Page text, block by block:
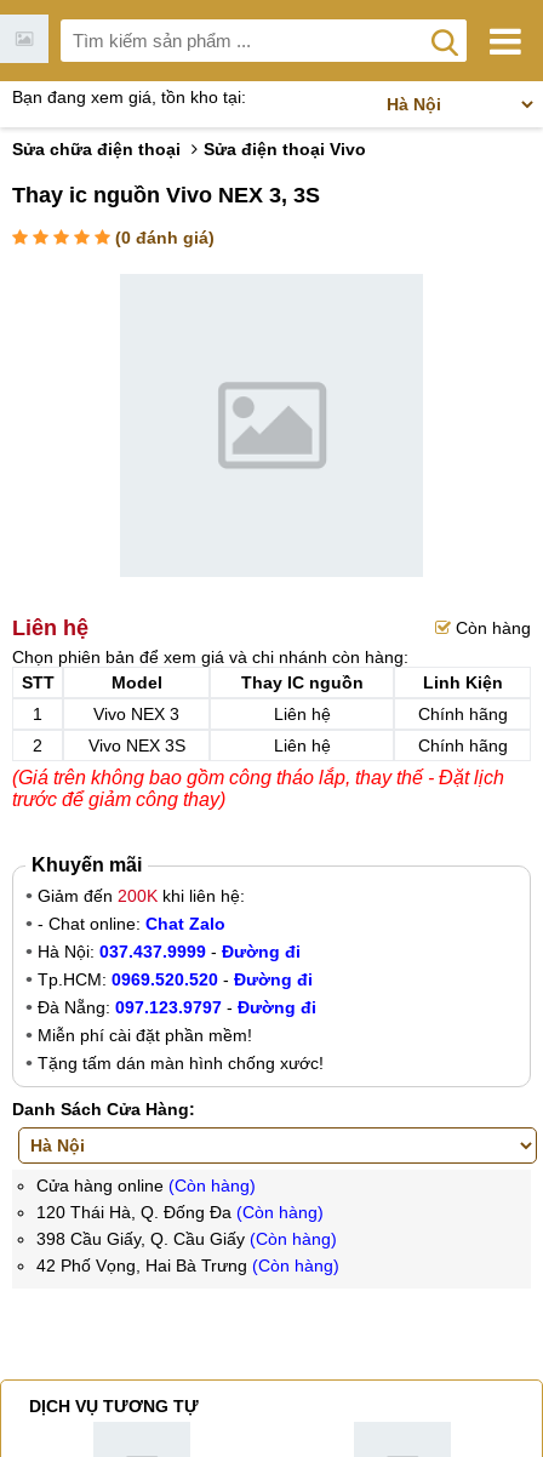
Bạn đang xem giá, tồn kho tại:
Sửa chữa điện thoại Sửa điện thoại Vivo
Thay ic nguồn Vivo NEX 3, 3S
(0 đánh giá)
Liên hệ
Còn hàng
Chọn phiên bản để xem giá và chi nhánh còn hàng:
STT
Model Thay IC nguồn
Linh Kiện
1
Vivo NEX 3 Liên hệ
Chính hãng
2
Vivo NEX 3S Liên hệ Chính hãng
(Giá trên không bao gồm công tháo lắp, thay thế - Đặt lịch
trước để giảm công thay)
Khuyến mãi
Giảm đến 200K khi liên hệ:
- Chat online: Chat Zalo
Hà Nội: 037.437.9999 - Đường đi
Tp.HCM: 0969.520.520 - Đường đi
Đà Nẵng: 097.123.9797 - Đường đi
Miễn phí cài đặt phần mềm!
Tặng tấm dán màn hình chống xước!
Danh Sách Cửa Hàng:
Cửa hàng online (Còn hàng)
120 Thái Hà, Q. Đống Đa (Còn hàng)
398 Cầu Giấy, Q. Cầu Giấy (Còn hàng)
42 Phố Vọng, Hai Bà Trưng (Còn hàng)
DỊCH VỤ TƯƠNG TỰ